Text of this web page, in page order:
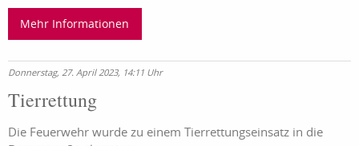
Mehr Informationen
Donnerstag, 27. April 2023, 14:11 Uhr
Tierrettung
Die Feuerwehr wurde zu einem Tierrettungseinsatz in die